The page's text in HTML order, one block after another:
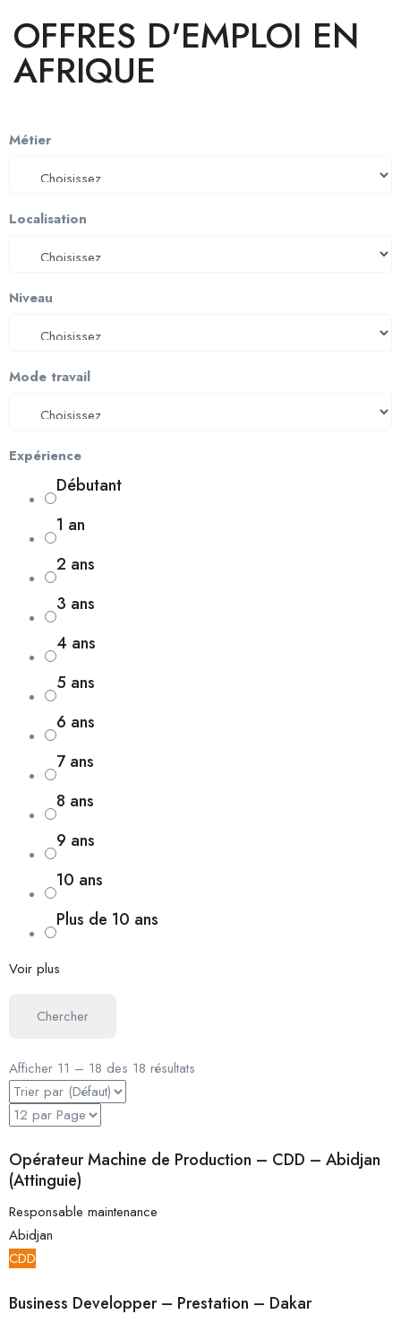
OFFRES D'EMPLOI EN
AFRIQUE
Métier
Localisation
Niveau
Mode travail
Expérience
Débutant
1 an
2 ans
3 ans
4 ans
5 ans
6 ans
7 ans
8 ans
9 ans
10 ans
Plus de 10 ans
Voir plus
Chercher
Afficher 11 – 18 des 18 résultats
Opérateur Machine de Production – CDD – Abidjan
(Attinguie)
Responsable maintenance
Abidjan
CDD
Business Developper – Prestation – Dakar